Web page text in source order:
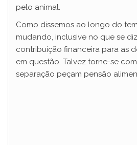
pelo animal.
Como dissemos ao longo do
mudando, inclusive no que se
contribuição financeira para as
em questão. Talvez torne-se
separação peçam pensão